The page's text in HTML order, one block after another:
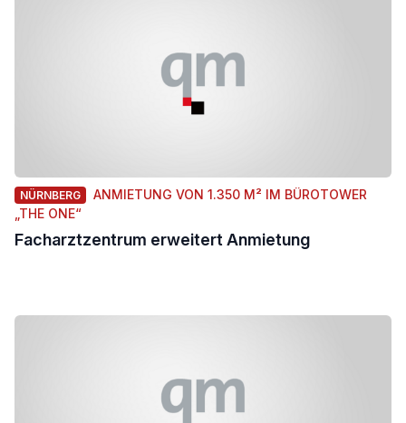
NÜRNBERG
ANMIETUNG VON 1.350 M² IM BÜROTOWER
„THE ONE“
Facharztzentrum erweitert Anmietung